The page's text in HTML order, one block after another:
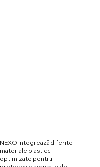
NEXO integrează diferite
materiale plastice
optimizate pentru